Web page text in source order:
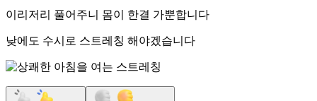
이리저리 풀어주니 몸이 한결 가뿐합니다
낮에도 수시로 스트레칭 해야겠습니다